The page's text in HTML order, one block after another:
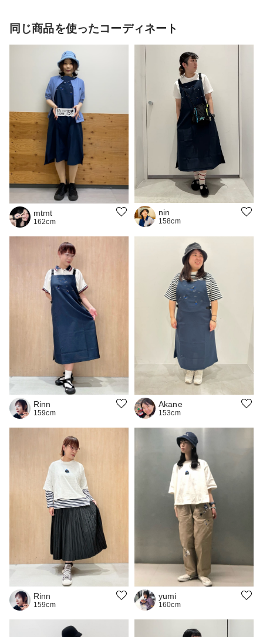
同じ商品を使ったコーディネート
mtmt
162cm
nin
158cm
Rinn
159cm
Akane
153cm
Rinn
159cm
yumi
160cm